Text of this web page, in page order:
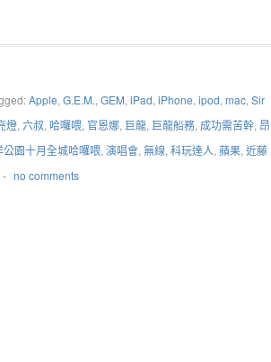
Apple, G.E.M., GEM, iPad, iPhone, ipod, mac, Sir
燈, 六叔, 哈囉喂, 官恩娜, 巨龍, 巨龍船務, 成功需苦幹, 昂
公園十月全城哈囉喂, 演唱會, 無線, 科玩達人, 蘋果, 近藤
- no comments